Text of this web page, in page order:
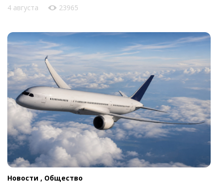
4 августа 23965
Новости , Общество